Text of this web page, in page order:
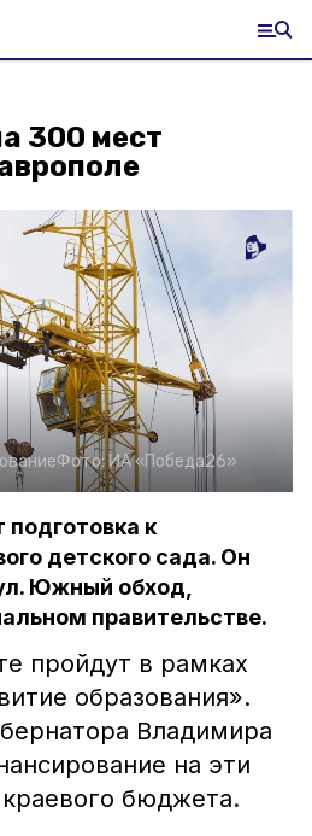
300 мест
Фото:ИА «Победа26»
к
детского сада. Он
Южный обход,
правительстве.
пройдут в рамках
образования».
Владимира
на эти
бюджета.